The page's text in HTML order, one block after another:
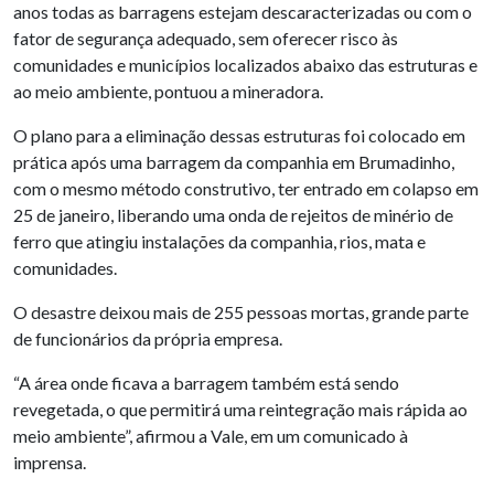
anos todas as barragens estejam descaracterizadas ou com o
fator de segurança adequado, sem oferecer risco às
comunidades e municípios localizados abaixo das estruturas e
ao meio ambiente, pontuou a mineradora.
O plano para a eliminação dessas estruturas foi colocado em
prática após uma barragem da companhia em Brumadinho,
com o mesmo método construtivo, ter entrado em colapso em
25 de janeiro, liberando uma onda de rejeitos de minério de
ferro que atingiu instalações da companhia, rios, mata e
comunidades.
O desastre deixou mais de 255 pessoas mortas, grande parte
de funcionários da própria empresa.
“A área onde ficava a barragem também está sendo
revegetada, o que permitirá uma reintegração mais rápida ao
meio ambiente”, afirmou a Vale, em um comunicado à
imprensa.